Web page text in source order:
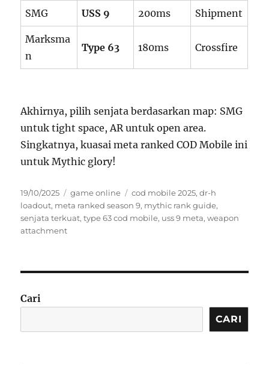
SMG USS 9 200ms Shipment
Marksma
n
Type 63 180ms Crossfire
Akhirnya, pilih senjata berdasarkan map: SMG
untuk tight space, AR untuk open area.
Singkatnya, kuasai meta ranked COD Mobile ini
untuk Mythic glory!
Posted
on
19/10/2025 Categories
game online Tags
cod mobile 2025,dr-h
loadout, meta ranked season 9, mythic rank guide,
senjata terkuat,type 63 cod mobile, uss 9 meta,weapon
attachment
Cari
CARI